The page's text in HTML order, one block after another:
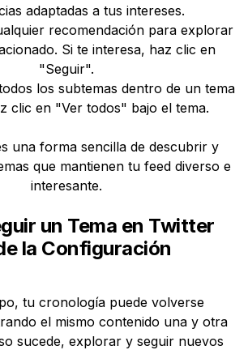
adaptadas a tus intereses.
recomendación para explorar
Si te interesa, haz clic en
"Seguir".
los subtemas dentro de un tema
clic en "Ver todos" bajo el tema.
una forma sencilla de descubrir y
que mantienen tu feed diverso e
interesante.
un Tema en Twitter
la Configuración
tu cronología puede volverse
el mismo contenido una y otra
sucede, explorar y seguir nuevos